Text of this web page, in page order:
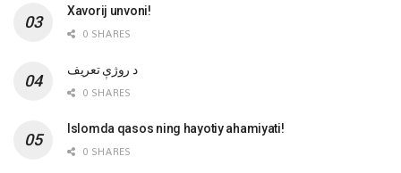
Xavorij unvoni!
0 SHARES
‌د روژې تعریف
0 SHARES
Islomda qasos ning hayotiy ahamiyati!
0 SHARES